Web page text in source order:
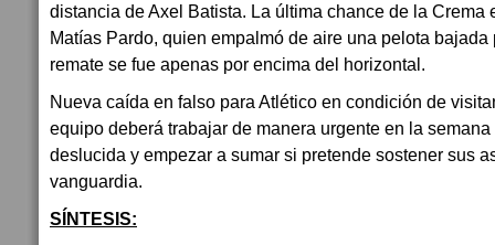
distancia de Axel Batista. La última chance de la Crema
Matías Pardo, quien empalmó de aire una pelota bajada
remate se fue apenas por encima del horizontal.
Nueva caída en falso para Atlético en condición de
equipo deberá trabajar de manera urgente en la
deslucida y empezar a sumar si pretende sostener sus
vanguardia.
SÍNTESIS: